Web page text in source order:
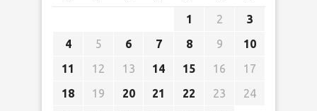
1 2
3
4
5 6 7 8 9
10
11
12 13 14 15 16
17
18
19 20 21 22 23
24